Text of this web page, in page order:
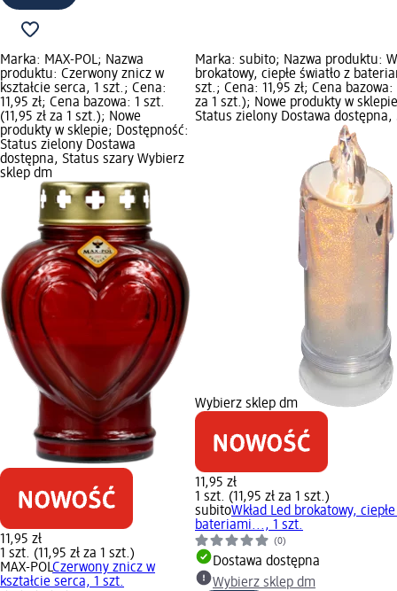
Marka: MAX-POL; Nazwa
produktu: Czerwony znicz w
kształcie serca, 1 szt.; Cena:
11,95 zł; Cena bazowa: 1 szt.
(11,95 zł za 1 szt.); Nowe
produkty w sklepie; Dostępność:
Status zielony Dostawa
dostępna, Status szary Wybierz
sklep dm
11,95 zł
1 szt. (11,95 zł za 1 szt.)
MAX-POLCzerwony znicz w
kształcie serca, 1 szt.
Marka: subito; Nazwa produktu:
brokatowy, ciepłe światło z
szt.; Cena: 11,95 zł; Cena bazowa:
za 1 szt.); Nowe produkty w
Status zielony Dostawa dostępna,
Wybierz sklep dm
11,95 zł
1 szt. (11,95 zł za 1 szt.)
subitoWkład Led brokatowy,
bateriami..., 1 szt.
(0)
Dostawa dostępna
Wybierz sklep dm